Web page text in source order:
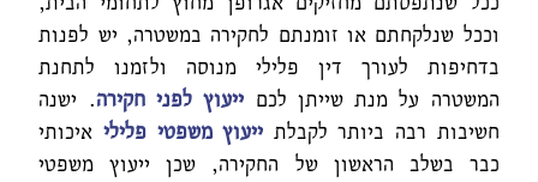
וככל שנלקחתם או זומנתם לחקירה במשטרה, יש לפנות
בדחיפות לעורך דין פלילי מנוסה ולזמנו לתחנת
המשטרה על מנת שייתן לכם ייעוץ לפני חקירה. ישנה
חשיבות רבה ביותר לקבלת ייעוץ משפטי פליליאיכותי
כבר בשלב הראשון של החקירה, שכן ייעוץ משפטי